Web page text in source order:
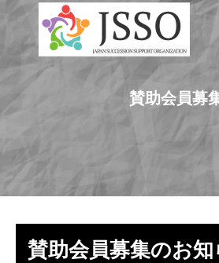
賛助会員募
賛助会員募集のお知